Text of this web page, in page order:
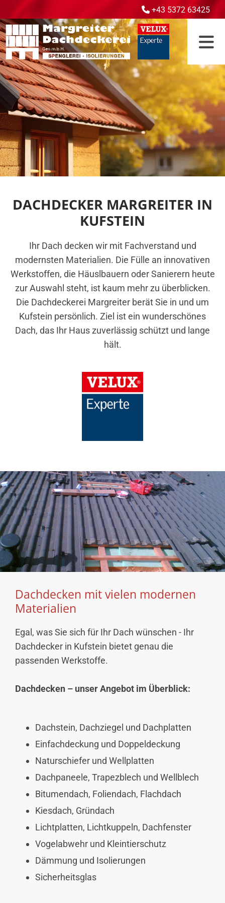
 +43 5372 63425
DACHDECKER MARGREITER IN
KUFSTEIN
Ihr Dach decken wir mit Fachverstand und
modernsten Materialien. Die Fülle an innovativen
Werkstoffen, die Häuslbauern oder Sanierern heute
zur Auswahl steht, ist kaum mehr zu überblicken.
Die Dachdeckerei Margreiter berät Sie in und um
Kufstein persönlich. Ziel ist ein wunderschönes
Dach, das Ihr Haus zuverlässig schützt und lange
hält.
Dachdecken mit vielen modernen
Materialien
Egal, was Sie sich für Ihr Dach wünschen - Ihr
Dachdecker in Kufstein bietet genau die
passenden Werkstoffe.
Dachdecken – unser Angebot im Überblick:
Dachstein, Dachziegel und Dachplatten
Einfachdeckung und Doppeldeckung
Naturschiefer und Wellplatten
Dachpaneele, Trapezblech und Wellblech
Bitumendach, Foliendach, Flachdach
Kiesdach, Gründach
Lichtplatten, Lichtkuppeln, Dachfenster
Vogelabwehr und Kleintierschutz
Dämmung und Isolierungen
Sicherheitsglas